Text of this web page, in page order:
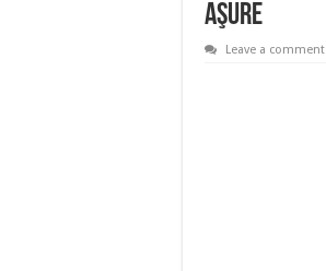
Aşure
Leave a comment